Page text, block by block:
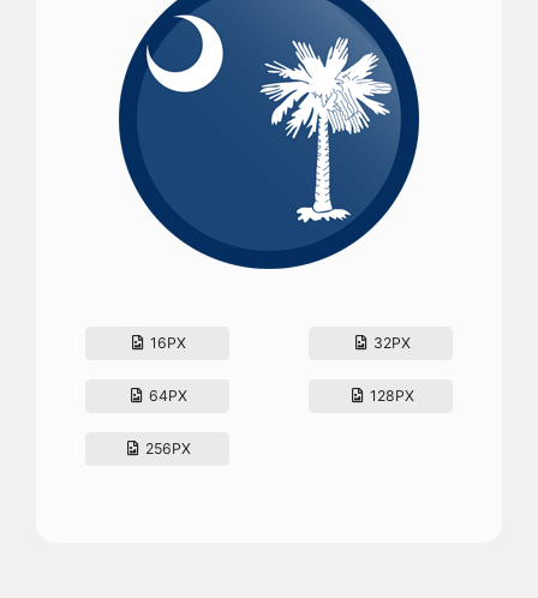
16PX 32PX
64PX 128PX
256PX